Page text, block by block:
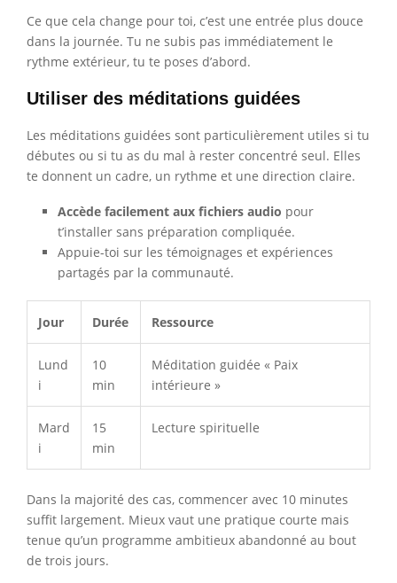
Ce que cela change pour toi, c’est une entrée plus douce
dans la journée. Tu ne subis pas immédiatement le
rythme extérieur, tu te poses d’abord.
Utiliser des méditations guidées
Les méditations guidées sont particulièrement utiles si tu
débutes ou si tu as du mal à rester concentré seul. Elles
te donnent un cadre, un rythme et une direction claire.
Accède facilement aux fichiers audio pour
t’installer sans préparation compliquée.
Appuie-toi sur les témoignages et expériences
partagés par la communauté.
Jour Durée Ressource
Lund
i
10
min
Méditation guidée « Paix
intérieure »
Mard
i
15
min
Lecture spirituelle
Dans la majorité des cas, commencer avec 10 minutes
suffit largement. Mieux vaut une pratique courte mais
tenue qu’un programme ambitieux abandonné au bout
de trois jours.